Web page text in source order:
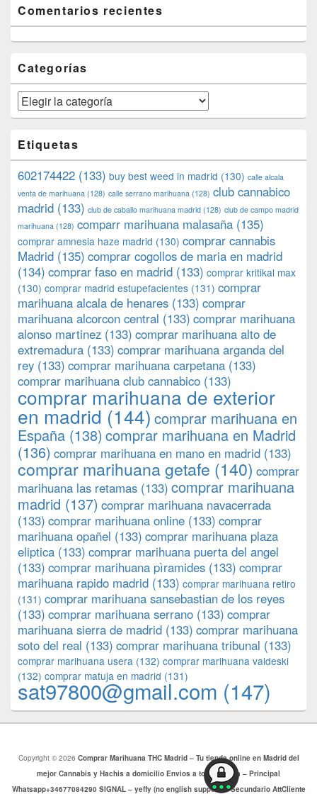
Comentarios recientes
Categorías
Categorías
Etiquetas
602174422 (133) buy best weed in madrid (130) calle alcala
venta de marihuana (128) calle serrano marihuana (128) club cannabico
madrid (133) club de caballo marihuana madrid (128) club de campo madrid
marihuana (128) comparr marihuana malasaña (135)
comprar amnesia haze madrid (130) comprar cannabis
Madrid (135) comprar cogollos de maria en madrid
(134) comprar faso en madrid (133) comprar kritikal max
(130) comprar madrid estupefacientes (131) comprar
marihuana alcala de henares (133) comprar
marihuana alcorcon central (133) comprar marihuana
alonso martinez (133) comprar marihuana alto de
extremadura (133) comprar marihuana arganda del
rey (133) comprar marihuana carpetana (133)
comprar marihuana club cannabico (133)
comprar marihuana de exterior
en madrid (144) comprar marihuana en
España (138) comprar marihuana en Madrid
(136) comprar marihuana en mano en madrid (133)
comprar marihuana getafe (140) comprar
marihuana las retamas (133) comprar marihuana
madrid (137) comprar marihuana navacerrada
(133) comprar marihuana online (133) comprar
marihuana opañel (133) comprar marihuana plaza
eliptica (133) comprar marihuana puerta del angel
(133) comprar marihuana pìramides (133) comprar
marihuana rapido madrid (133) comprar marihuana retiro
(131) comprar marihuana sansebastian de los reyes
(133) comprar marihuana serrano (133) comprar
marihuana sierra de madrid (133) comprar marihuana
soto del real (133) comprar marihuana tribunal (133)
comprar marihuana usera (132) comprar marihuana valdeski
(132) comprar matuja en madrid (131)
sat97800@gmail.com (147)
Copyright © 2026 Comprar Marihuana THC Madrid – Tu tienda online en Madrid del
mejor Cannabis y Hachis a domicilio Envios a toda Europa – Principal
Whatsapp+34677084290 SIGNAL – yeffy (no english support) – Secundario AttCliente